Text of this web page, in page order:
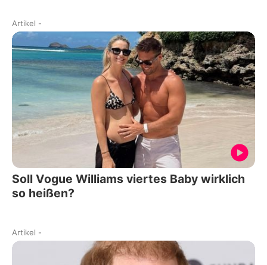
Artikel -
Soll Vogue Williams viertes Baby wirklich
so heißen?
Artikel -